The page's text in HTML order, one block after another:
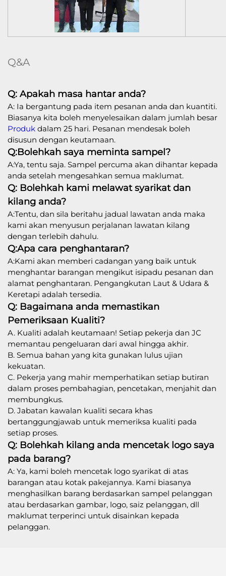
Q&A
Q: Apakah masa hantar anda?
A: Ia bergantung pada item pesanan anda dan kuantiti.
Biasanya kita boleh menyelesaikan dalam jumlah besar
Produk dalam 25 hari. Pesanan mendesak boleh
disusun dengan keutamaan.
Q:Bolehkah saya meminta sampel?
A:Ya, tentu saja. Sampel percuma akan dihantar kepada
anda setelah mengesahkan semua maklumat.
Q: Bolehkah kami melawat syarikat dan
kilang anda?
A:Tentu, dan sila beritahu jadual lawatan anda maka
kami akan menyusun perjalanan lawatan kilang
dengan terlebih dahulu.
Q:Apa cara penghantaran?
A:Kami akan memberi cadangan yang baik untuk
menghantar barangan mengikut isipadu pesanan dan
alamat penghantaran. Pengangkutan Laut & Udara &
Keretapi adalah tersedia.
Q: Bagaimana anda memastikan
Pemeriksaan Kualiti?
A. Kualiti adalah keutamaan! Setiap pekerja dan JC
memantau pengeluaran dari awal hingga akhir.
B. Semua bahan yang kita gunakan lulus ujian
kekuatan.
C. Pekerja yang mahir memperhatikan setiap butiran
dalam proses pembahagian, pencetakan, menjahit dan
membungkus.
D. Jabatan kawalan kualiti secara khas
bertanggungjawab untuk memeriksa kualiti pada
setiap proses.
Q: Bolehkah kilang anda mencetak logo saya
pada barang?
A: Ya, kami boleh mencetak logo syarikat di atas
barangan atau kotak pakejannya. Kami biasanya
menghasilkan barang berdasarkan sampel pelanggan
atau berdasarkan gambar, logo, saiz pelanggan, dll
maklumat terperinci untuk disainkan kepada
pelanggan.